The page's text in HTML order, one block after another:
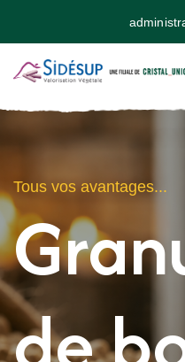
Tous vos avantages...